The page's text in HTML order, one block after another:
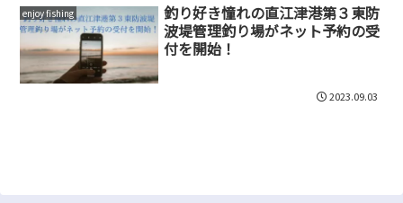
enjoy fishing
釣り好き憧れの直江津港第３東防
波堤管理釣り場がネット予約の受
付を開始！
2023.09.03